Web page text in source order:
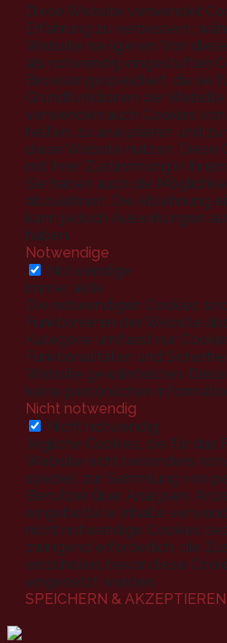
Diese Website verwendet
Erfahrung zu verbessern,
Website navigieren. Von
als notwendig eingestuften
Browser gespeichert, da sie
Grundfunktionen der Website
verwenden auch Cookies
helfen, zu analysieren und zu
diese Website nutzen. Diese
mit Ihrer Zustimmung in
Sie haben auch die
abzulehnen. Die Ablehnung
kann jedoch Auswirkungen
haben.
Notwendige
Notwendige
immer aktiv
Die notwendigen Cookies
Funktionieren der Website
Kategorie umfasst nur
Funktionalitäten und
Website gewährleisten.
keine persönlichen
Nicht notwendig
Nicht notwendig
Jegliche Cookies, die für das
Website nicht besonders
speziell zur Sammlung von
Benutzer über Analysen,
eingebettete Inhalte
nicht notwendige Cookies
zwingend erforderlich, die
einzuholen, bevor diese
eingesetzt werden.
SPEICHERN & AKZEPTIEREN